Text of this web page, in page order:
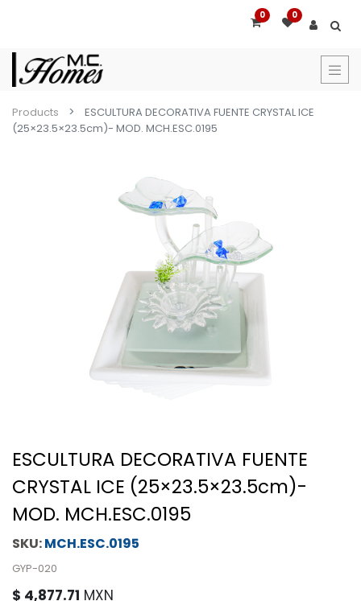
0 0
Products
ESCULTURA DECORATIVA FUENTE CRYSTAL ICE
(25×23.5×23.5cm)- MOD. MCH.ESC.0195
ESCULTURA DECORATIVA FUENTE
CRYSTAL ICE (25×23.5×23.5cm)-
MOD. MCH.ESC.0195
MCH.ESC.0195
GYP-020
$ 4,877.71 MXN